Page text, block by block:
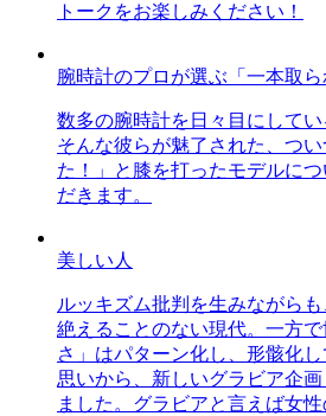
トークをお楽しみください！
腕時計のプロが選ぶ「一本取ら
数多の腕時計を日々目にしてい
そんな彼らが魅了された、つ
た！」と膝を打ったモデルに
だきます。
美しい人
ルッキズム批判を生みながら
絶えることのない現代。一方
さ」はパターン化し、形骸化
思いから、新しいグラビア企
ました。グラビアと言えば女